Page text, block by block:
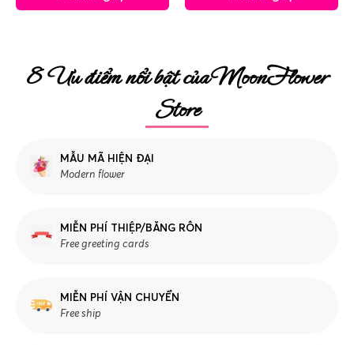
8 Ưu điểm nổi bật của MoonFlower
Store
MẪU MÃ HIỆN ĐẠI
Modern flower
MIỄN PHÍ THIỆP/BĂNG RÔN
Free greeting cards
MIỄN PHÍ VẬN CHUYỂN
Free ship